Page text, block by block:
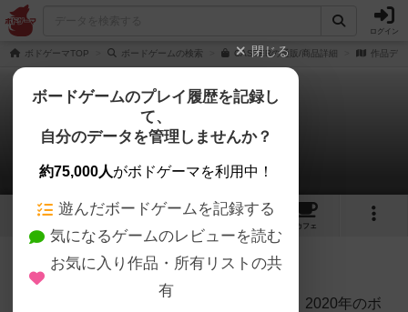
ログイン
ボドゲーマTOP ボードゲームの検索 CASTERの通販/商品詳細 作品デ
CASTER -キャスター-
1件のリプレイ日記
2 1 3
カフェ
151名に読まれています
投稿日：2021年07月28日 14時26分
小学生 中学生 夫婦の家族４人でプレイ。2020年のボ
閉じる
ボードゲームのプレイ履歴を記録し
て、
自分のデータを管理しませんか？
約75,000人がボドゲーマを利用中！
遊んだボードゲームを記録する
気になるゲームのレビューを読む
お気に入り作品・所有リストの共
有